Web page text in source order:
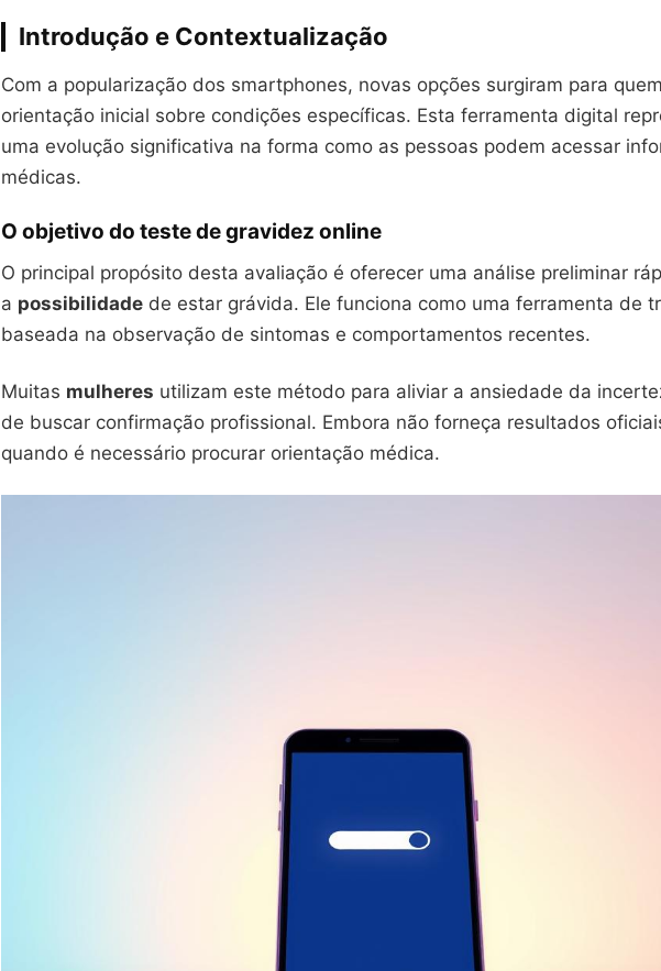
Introdução e Contextualização
Com a popularização dos smartphones, novas opções surgiram para
orientação inicial sobre condições específicas. Esta ferramenta digital
uma evolução significativa na forma como as pessoas podem acessar
médicas.
O objetivo do teste de gravidez online
O principal propósito desta avaliação é oferecer uma análise preliminar
a possibilidade de estar grávida. Ele funciona como uma ferramenta de
baseada na observação de sintomas e comportamentos recentes.
Muitas mulheres utilizam este método para aliviar a ansiedade da
de buscar confirmação profissional. Embora não forneça resultados
quando é necessário procurar orientação médica.